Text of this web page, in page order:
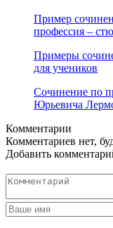
Пример
профессия –
Примеры
для учеников
Сочинение по
Юрьевича
Комментарии
Комментариев нет,
Добавить